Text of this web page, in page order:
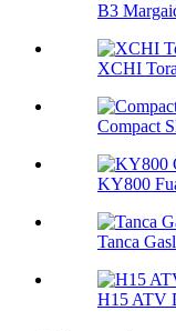
B3
XCHI
Compact
KY800
Tanca
H15 ATV